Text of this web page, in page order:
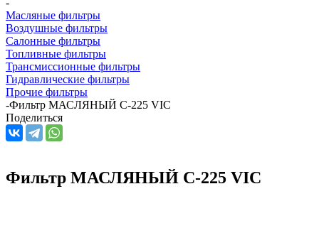
Масляные фильтры
Воздушные фильтры
Салонные фильтры
Топливные фильтры
Трансмиссионные фильтры
Гидравлические фильтры
Прочие фильтры
-Фильтр МАСЛЯНЫЙ С-225 VIC
Поделиться
Фильтр МАСЛЯНЫЙ С-225 VIC